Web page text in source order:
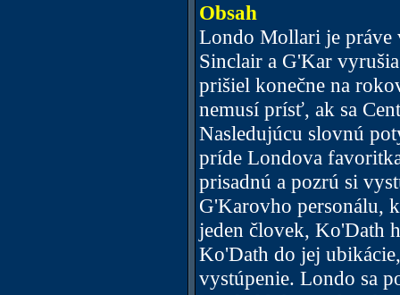
Obsah
Londo Mollari je práve
Sinclair a G'Kar
prišiel konečne na
nemusí prísť, ak sa
Nasledujúcu slovnú
príde Londova
prisadnú a pozrú si
G'Karovho personálu,
jeden človek, Ko'Dath
Ko'Dath do jej
vystúpenie. Londo sa